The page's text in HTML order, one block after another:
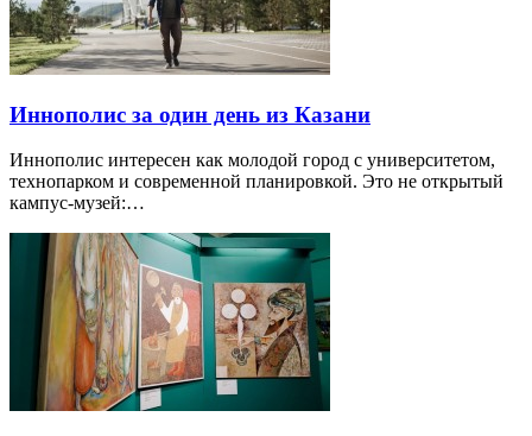
Иннополис за один день из Казани
Иннополис интересен как молодой город с университетом,
технопарком и современной планировкой. Это не открытый
кампус-музей:…